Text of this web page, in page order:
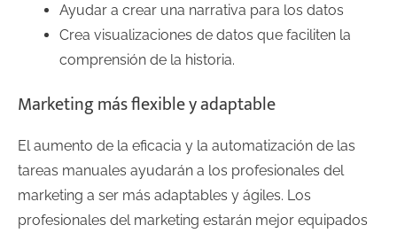
Ayudar a crear una narrativa para los datos
Crea visualizaciones de datos que faciliten la
comprensión de la historia.
Marketing más flexible y adaptable
El aumento de la eficacia y la automatización de las
tareas manuales ayudarán a los profesionales del
marketing a ser más adaptables y ágiles. Los
profesionales del marketing estarán mejor equipados